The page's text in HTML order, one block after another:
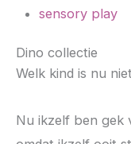
sensory play
Dino collectie
Welk kind is nu
Nu ikzelf ben gek